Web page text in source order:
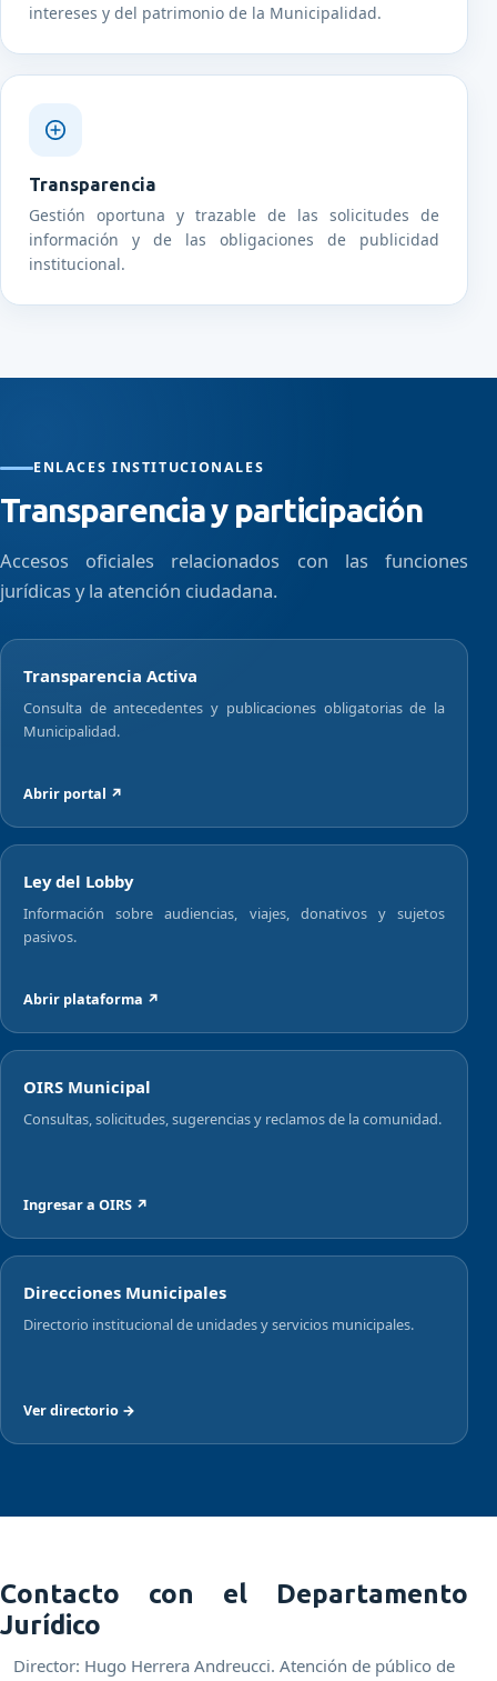
intereses y del patrimonio de la Municipalidad.
Transparencia
Gestión oportuna y trazable de las solicitudes de
información y de las obligaciones de publicidad
institucional.
ENLACES INSTITUCIONALES
Transparencia y participación
Accesos oficiales relacionados con las funciones
jurídicas y la atención ciudadana.
Transparencia Activa
Consulta de antecedentes y publicaciones obligatorias de la
Municipalidad.
Abrir portal ↗
Ley del Lobby
Información sobre audiencias, viajes, donativos y sujetos
pasivos.
Abrir plataforma ↗
OIRS Municipal
Consultas, solicitudes, sugerencias y reclamos de la comunidad.
Ingresar a OIRS ↗
Direcciones Municipales
Directorio institucional de unidades y servicios municipales.
Ver directorio →
Contacto con el Departamento
Jurídico
Director: Hugo Herrera Andreucci. Atención de público de